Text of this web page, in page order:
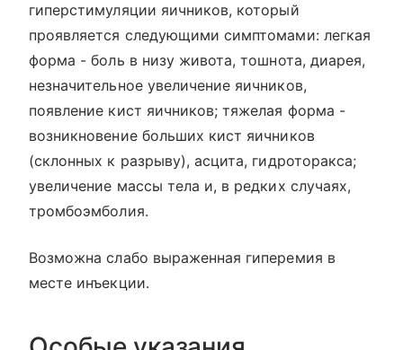
гиперстимуляции яичников, который
проявляется следующими симптомами: легкая
форма - боль в низу живота, тошнота, диарея,
незначительное увеличение яичников,
появление кист яичников; тяжелая форма -
возникновение больших кист яичников
(склонных к разрыву), асцита, гидроторакса;
увеличение массы тела и, в редких случаях,
тромбоэмболия.
Возможна слабо выраженная гиперемия в
месте инъекции.